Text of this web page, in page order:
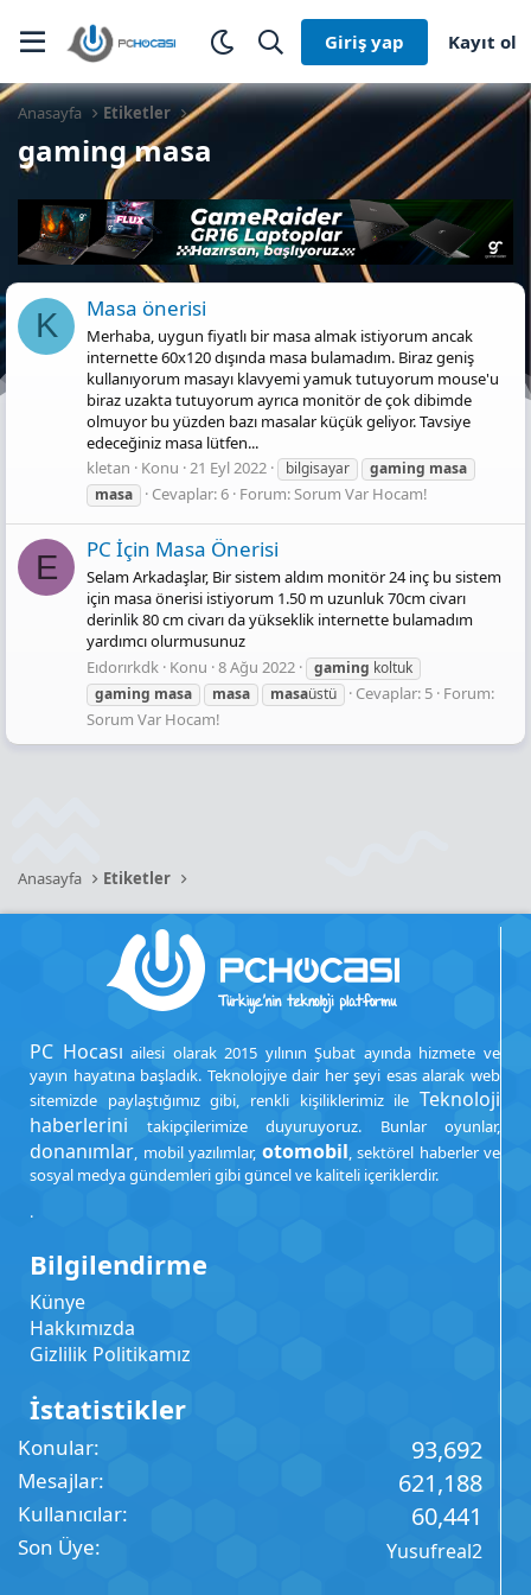
Giriş yap Kayıt ol
Anasayfa Etiketler
gaming masa
K Masa önerisi
Merhaba, uygun fiyatlı bir masa almak istiyorum ancak
internette 60x120 dışında masa bulamadım. Biraz geniş
kullanıyorum masayı klavyemi yamuk tutuyorum mouse'u
biraz uzakta tutuyorum ayrıca monitör de çok dibimde
olmuyor bu yüzden bazı masalar küçük geliyor. Tavsiye
edeceğiniz masa lütfen...
kletan
Konu 21 Eyl 2022 bilgisayar gaming masa
masa
Cevaplar: 6 Forum:Sorum Var Hocam!
E PC İçin Masa Önerisi
Selam Arkadaşlar, Bir sistem aldım monitör 24 inç bu sistem
için masa önerisi istiyorum 1.50 m uzunluk 70cm civarı
derinlik 80 cm civarı da yükseklik internette bulamadım
yardımcı olurmusunuz
Eıdorırkdk Konu 8 Ağu 2022 gaming koltuk
gaming masa masa masaüstü Cevaplar: 5 Forum:
Sorum Var Hocam!
Anasayfa Etiketler
PC Hocası ailesi olarak 2015 yılının Şubat ayında hizmete ve
yayın hayatına başladık. Teknolojiye dair her şeyi esas alarak web
sitemizde paylaştığımız gibi, renkli kişiliklerimiz ile Teknoloji
haberlerini takipçilerimize duyuruyoruz. Bunlar oyunlar,
donanımlar, mobil yazılımlar, otomobil, sektörel haberler ve
sosyal medya gündemleri gibi güncel ve kaliteli içeriklerdir.
.
Bilgilendirme
Künye
Hakkımızda
Gizlilik Politikamız
İstatistikler
Konular 93,692
Mesajlar 621,188
Kullanıcılar 60,441
Son Üye Yusufreal2